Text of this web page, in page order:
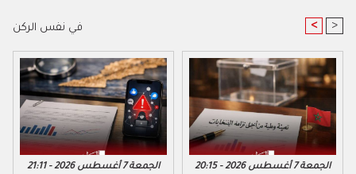
في نفس الركن < >
الجمعة 7 أغسطس 2026 - 21:11 الجمعة 7 أغسطس 2026 - 20:15